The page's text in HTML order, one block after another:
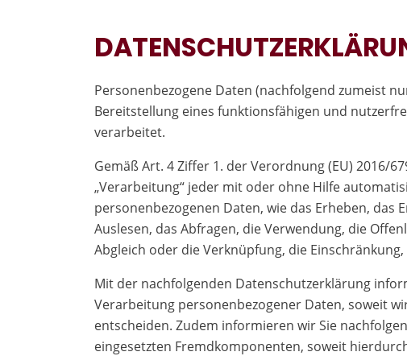
Personenbezogene Daten (nachfolgend zumeist
Bereitstellung eines funktionsfähigen und
verarbeitet.
Gemäß Art. 4 Ziffer 1. der Verordnung (EU) 2016/
„Verarbeitung“ jeder mit oder ohne Hilfe
personenbezogenen Daten, wie das Erheben, das
Auslesen, das Abfragen, die Verwendung, die
Abgleich oder die Verknüpfung, die
Mit der nachfolgenden Datenschutzerklärung
Verarbeitung personenbezogener Daten, soweit
entscheiden. Zudem informieren wir Sie
eingesetzten Fremdkomponenten, soweit